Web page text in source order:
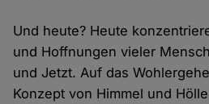
Und heute? Heute
und Hoffnungen vieler
und Jetzt. Auf das
Konzept von Himmel und